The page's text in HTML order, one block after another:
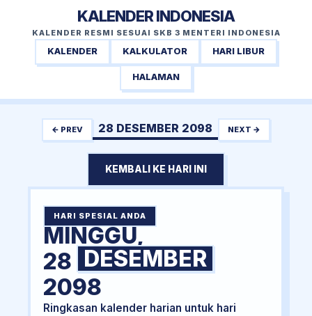
KALENDER INDONESIA
KALENDER RESMI SESUAI SKB 3 MENTERI INDONESIA
KALENDER KALKULATOR HARI LIBUR
HALAMAN
← PREV 28 DESEMBER 2098 NEXT →
KEMBALI KE HARI INI
HARI SPESIAL ANDA
MINGGU,
28 DESEMBER
2098
Ringkasan kalender harian untuk hari